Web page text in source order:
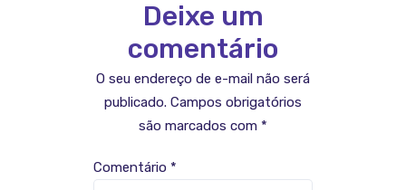
Deixe um
comentário
O seu endereço de e-mail não será
publicado. Campos obrigatórios
são marcados com *
Comentário *